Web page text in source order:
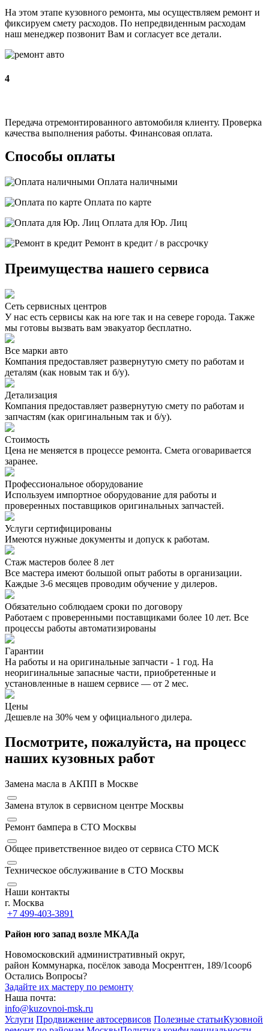
На этом этапе кузовного ремонта, мы осуществляем ремонт и
фиксируем смету расходов. По непредвиденным расходам
наш менеджер позвонит Вам и согласует все детали.
4
Передача отремонтированного автомобиля клиенту. Проверка
качества выполнения работы. Финансовая оплата.
Способы оплаты
Оплата наличными
Оплата по карте
Оплата для Юр. Лиц
Ремонт в кредит / в рассрочку
Преимущества нашего сервиса
Сеть сервисных центров
У нас есть сервисы как на юге так и на севере города. Также
мы готовы вызвать вам эвакуатор бесплатно.
Все марки авто
Компания предоставляет развернутую смету по работам и
деталям (как новым так и б/у).
Детализация
Компания предоставляет развернутую смету по работам и
запчастям (как оригинальным так и б/у).
Стоимость
Цена не меняется в процессе ремонта. Смета оговаривается
заранее.
Профессиональное оборудование
Используем импортное оборудование для работы и
проверенных поставщиков оригинальных запчастей.
Услуги сертифицированы
Имеются нужные документы и допуск к работам.
Стаж мастеров более 8 лет
Все мастера имеют большой опыт работы в организации.
Каждые 3-6 месяцев проводим обучение у дилеров.
Обязательно соблюдаем сроки по договору
Работаем с проверенными поставщиками более 10 лет. Все
процессы работы автоматизированы
Гарантии
На работы и на оригинальные запчасти - 1 год. На
неоригинальные запасные части, приобретенные и
установленные в нашем сервисе — от 2 мес.
Цены
Дешевле на 30% чем у официального дилера.
Посмотрите, пожалуйста, на процесс
наших кузовных работ
Замена масла в АКПП в Москве
Замена втулок в сервисном центре Москвы
Ремонт бампера в СТО Москвы
Общее приветственное видео от сервиса СТО МСК
Техническое обслуживание в СТО Москвы
Наши контакты
г. Москва
+7 499-403-3891
Район юго запад возле МКАДа
Новомосковский административный округ,
район Коммунарка, посёлок завода Мосрентген, 189/1соор6
Остались Вопросы?
Задайте их мастеру по ремонту
Наша почта:
info@kuzovnoi-msk.ru
Услуги Продвижение автосервисов Полезные статьиКузовной